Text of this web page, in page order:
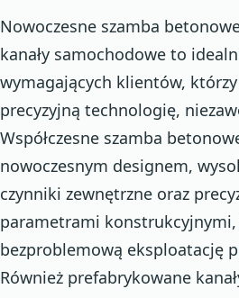
Nowoczesne szamba
kanały samochodowe to
wymagających klientów,
precyzyjną technologię,
Współczesne szamba
nowoczesnym designem,
czynniki zewnętrzne oraz
parametrami
bezproblemową eksploatację
Również prefabrykowane